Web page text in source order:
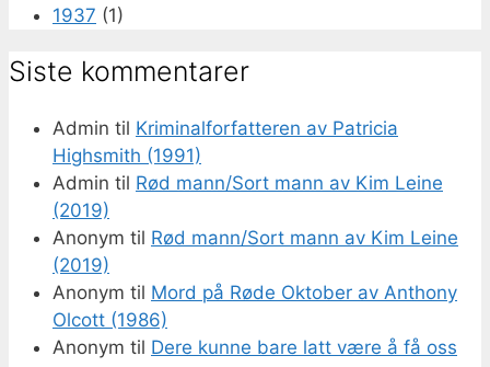
1937 (1)
Siste kommentarer
Admin til Kriminalforfatteren av Patricia
Highsmith (1991)
Admin til Rød mann/Sort mann av Kim Leine
(2019)
Anonym til Rød mann/Sort mann av Kim Leine
(2019)
Anonym til Mord på Røde Oktober av Anthony
Olcott (1986)
Anonym til Dere kunne bare latt være å få oss